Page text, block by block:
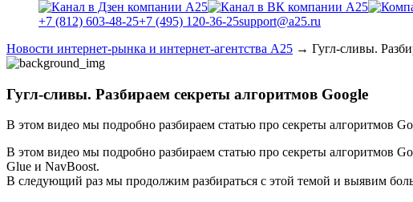
+7 (812) 603-48-25+7 (495) 120-36-25support@a25.ru
Новости интернет-рынка и интернет-агентства А25 → Гугл-сливы.
Гугл-сливы. Разбираем секреты алгоритмов Google
В этом видео мы подробно разбираем статью про секреты алгоритмов
В этом видео мы подробно разбираем статью про секреты алгоритмов
Glue и NavBoost.
В следующий раз мы продолжим разбираться с этой темой и выявим